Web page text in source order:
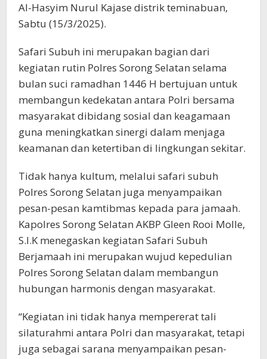
Al-Hasyim Nurul Kajase distrik teminabuan,
Sabtu (15/3/2025).
Safari Subuh ini merupakan bagian dari
kegiatan rutin Polres Sorong Selatan selama
bulan suci ramadhan 1446 H bertujuan untuk
membangun kedekatan antara Polri bersama
masyarakat dibidang sosial dan keagamaan
guna meningkatkan sinergi dalam menjaga
keamanan dan ketertiban di lingkungan sekitar.
Tidak hanya kultum, melalui safari subuh
Polres Sorong Selatan juga menyampaikan
pesan-pesan kamtibmas kepada para jamaah.
Kapolres Sorong Selatan AKBP Gleen Rooi Molle,
S.I.K menegaskan kegiatan Safari Subuh
Berjamaah ini merupakan wujud kepedulian
Polres Sorong Selatan dalam membangun
hubungan harmonis dengan masyarakat.
“Kegiatan ini tidak hanya mempererat tali
silaturahmi antara Polri dan masyarakat, tetapi
juga sebagai sarana menyampaikan pesan-